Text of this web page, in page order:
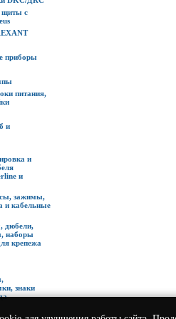
щиты с
приборы
питания,
и
и
и
зажимы,
и кабельные
дюбели,
наборы
крепежа
знаки